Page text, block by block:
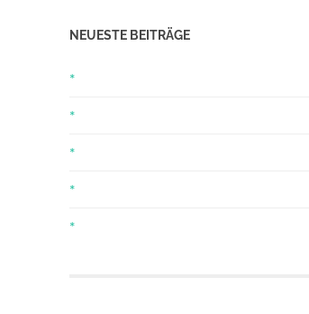
NEUESTE BEITRÄGE
*
*
*
*
*